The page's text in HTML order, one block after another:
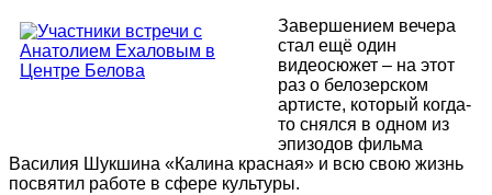
Завершением вечера
стал ещё один
видеосюжет – на этот
раз о белозерском
артисте, который когда-
то снялся в одном из
эпизодов фильма
Василия Шукшина «Калина красная» и всю свою жизнь
посвятил работе в сфере культуры.